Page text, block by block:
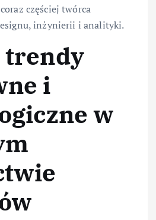
częściej twórca
inżynierii i analityki.
trendy
i
w